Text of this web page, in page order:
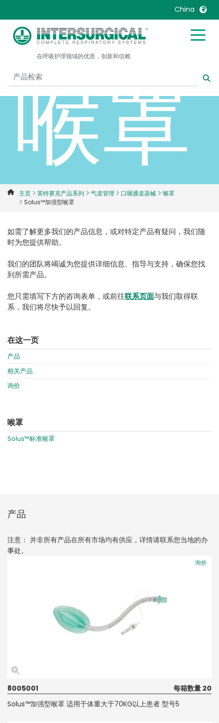
China
United Kingdom
United States
Belgique, Français
Canada, English
Canada, Français
China
Denmark
Malaysia
Mexico
Nederlands
Russia
International English
在呼吸护理领域的优质，创新和信赖
喉罩
主页 英特赛克产品系列 气道管理 口咽通道器械
喉罩
Solus™加强型喉罩
如需了解更多我们的产品信息，或对特定产品有疑问，我们随
时为您提供帮助。
我们的团队将竭诚为您提供详细信息、指导与支持，确保您找
到所需产品。
您只需填写下方的咨询表单，或前往联系页面与我们取得联
系，我们将尽快予以回复。
在这一页
产品
相关产品
询价
喉罩
Solus™标准喉罩
产品
注意： 并非所有产品在所有市场均有供应，详情请联系您当地的办
事处。
询价
8005001
每箱数量 20
Solus™加强型喉罩 适用于体重大于70KG以上患者 型号5